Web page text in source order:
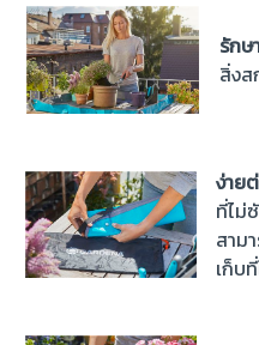
รักษ
สิ่งส
ง่าย
ที่ไม่
สาม
เก็บ